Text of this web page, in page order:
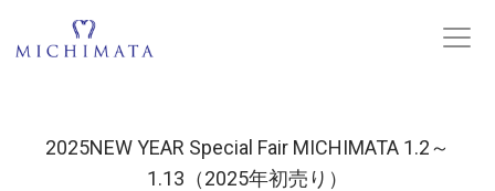
2025NEW YEAR Special Fair MICHIMATA 1.2～
1.13（2025年初売り）